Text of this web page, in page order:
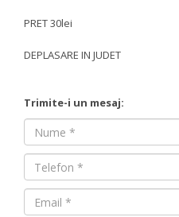
PRET 30lei
DEPLASARE IN JUDET
Trimite-i un mesaj:
Nume
Nume
Email